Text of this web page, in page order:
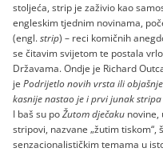
stoljeća, strip je zaživio kao
engleskim tjednim novinama,
(engl.strip) – reci komičnih
se čitavim svijetom te postala
Državama. Ondje je Richard
je Podrijetlo novih vrsta ili
kasnije nastao je i prvi junak stripa
I baš su poŽutom dječaku novine,
stripovi, nazvane „žutim tiskom“,
senzacionalističkim temama u